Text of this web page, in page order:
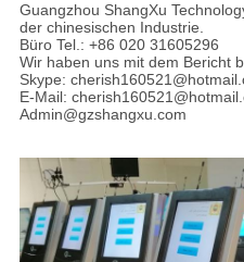
Guangzhou ShangXu
der chinesischen Industrie.
Büro Tel.: +86 020 31605296
Wir haben uns mit dem Bericht
Skype:
E-Mail:
Admin@gzshangxu.com